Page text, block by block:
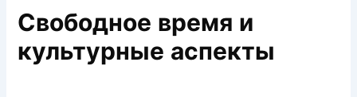
Свободное время и
культурные аспекты